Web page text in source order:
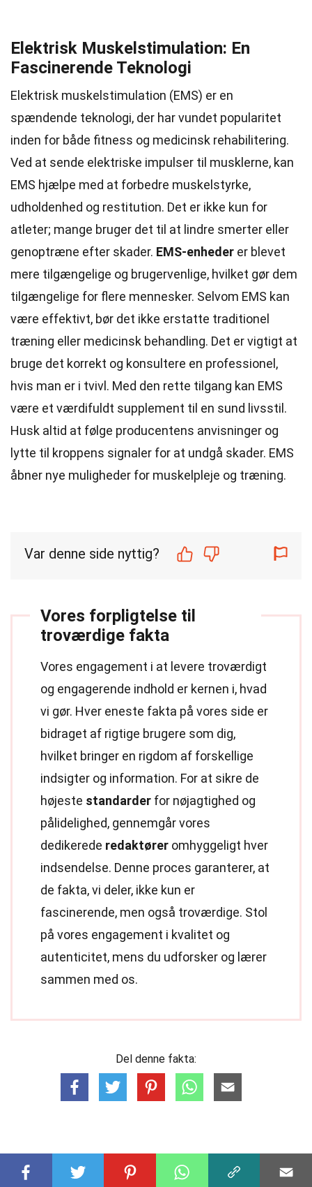
Elektrisk Muskelstimulation: En
Fascinerende Teknologi
Elektrisk muskelstimulation (EMS) er en
spændende teknologi, der har vundet popularitet
inden for både fitness og medicinsk rehabilitering.
Ved at sende elektriske impulser til musklerne, kan
EMS hjælpe med at forbedre muskelstyrke,
udholdenhed og restitution. Det er ikke kun for
atleter; mange bruger det til at lindre smerter eller
genoptræne efter skader. EMS-enheder er blevet
mere tilgængelige og brugervenlige, hvilket gør dem
tilgængelige for flere mennesker. Selvom EMS kan
være effektivt, bør det ikke erstatte traditionel
træning eller medicinsk behandling. Det er vigtigt at
bruge det korrekt og konsultere en professionel,
hvis man er i tvivl. Med den rette tilgang kan EMS
være et værdifuldt supplement til en sund livsstil.
Husk altid at følge producentens anvisninger og
lytte til kroppens signaler for at undgå skader. EMS
åbner nye muligheder for muskelpleje og træning.
Var denne side nyttig?
Vores forpligtelse til
troværdige fakta
Vores engagement i at levere troværdigt
og engagerende indhold er kernen i, hvad
vi gør. Hver eneste fakta på vores side er
bidraget af rigtige brugere som dig,
hvilket bringer en rigdom af forskellige
indsigter og information. For at sikre de
højeste standarder for nøjagtighed og
pålidelighed, gennemgår vores
dedikerede redaktører omhyggeligt hver
indsendelse. Denne proces garanterer, at
de fakta, vi deler, ikke kun er
fascinerende, men også troværdige. Stol
på vores engagement i kvalitet og
autenticitet, mens du udforsker og lærer
sammen med os.
Del denne fakta: